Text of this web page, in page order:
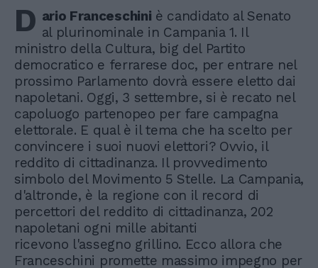
D ario Franceschini è candidato al Senato
al plurinominale in Campania 1. Il
ministro della Cultura, big del Partito
democratico e ferrarese doc, per entrare nel
prossimo Parlamento dovrà essere eletto dai
napoletani. Oggi, 3 settembre, si è recato nel
capoluogo partenopeo per fare campagna
elettorale. E qual è il tema che ha scelto per
convincere i suoi nuovi elettori? Ovvio, il
reddito di cittadinanza. Il provvedimento
simbolo del Movimento 5 Stelle. La Campania,
d'altronde, è la regione con il record di
percettori del reddito di cittadinanza, 202
napoletani ogni mille abitanti
ricevono l'assegno grillino. Ecco allora che
Franceschini promette massimo impegno per